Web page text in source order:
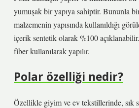
yumuşak bir yapıya sahiptir. Bununla
malzemenin yapısında kullanıldığı
içerik sentetik olarak %100
fiber kullanılarak yapılır.
Polar özelliği nedir?
Özellikle giyim ve ev tekstillerinde, sık